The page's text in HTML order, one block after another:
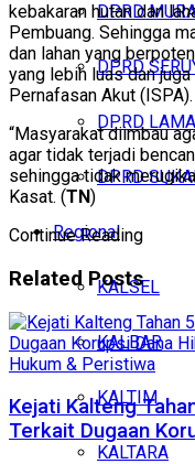
DPRD
DPRD
DPRD
DPRD
Regional
KALSEL
KALBAR
KALTIM
KALTARA
kebakaran hutan dan
Pembuang. Sehingga
dan lahan yang
yang lebih luas dan
Pernafasan Akut (ISPA).
“Masyarakat diimbau
agar tidak terjadi
sehingga tidak
Kasat. (TN)
Continue Reading
RelatedPosts
Hukum & Peristiwa
Kejati Kalteng
Terkait Dugaan